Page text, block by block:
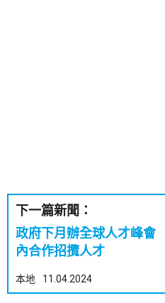
下一篇新聞：
政府下月辦全球人才峰
內合作招攬人才
本地 11.04.2024